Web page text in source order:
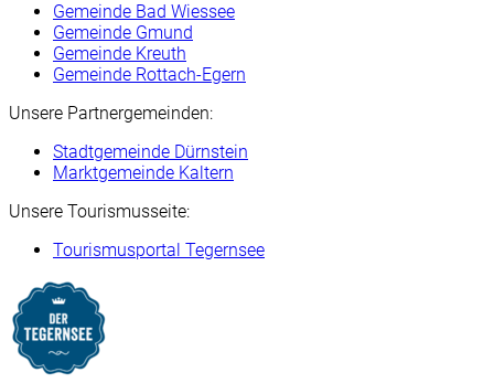
Gemeinde Bad Wiessee
Gemeinde Gmund
Gemeinde Kreuth
Gemeinde Rottach-Egern
Unsere Partnergemeinden:
Stadtgemeinde Dürnstein
Marktgemeinde Kaltern
Unsere Tourismusseite:
Tourismusportal Tegernsee